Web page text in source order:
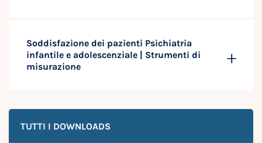
TUTTI I DOWNLOADS
Soddisfazione dei pazienti Psichiatria
infantile e adolescenziale | Strumenti di
misurazione